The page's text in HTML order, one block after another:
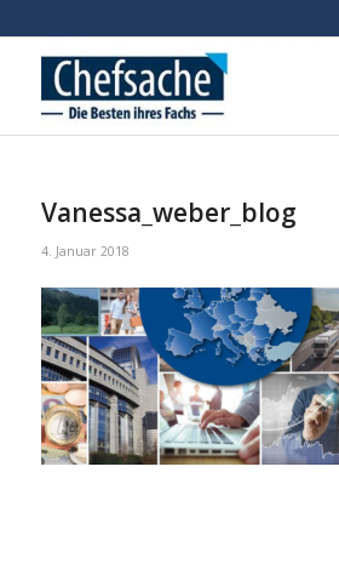
Vanessa_weber_blog
4. Januar 2018